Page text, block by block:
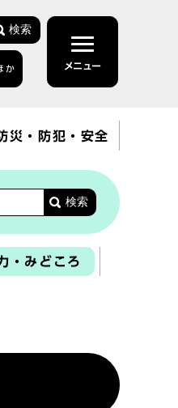
検索
か メニュー
災・防犯・安全
検索
・みどころ